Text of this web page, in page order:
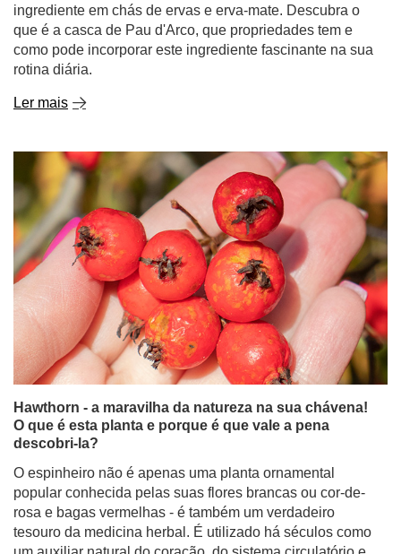
ingrediente em chás de ervas e erva-mate. Descubra o
que é a casca de Pau d'Arco, que propriedades tem e
como pode incorporar este ingrediente fascinante na sua
rotina diária.
Ler mais
Hawthorn - a maravilha da natureza na sua chávena!
O que é esta planta e porque é que vale a pena
descobri-la?
O espinheiro não é apenas uma planta ornamental
popular conhecida pelas suas flores brancas ou cor-de-
rosa e bagas vermelhas - é também um verdadeiro
tesouro da medicina herbal. É utilizado há séculos como